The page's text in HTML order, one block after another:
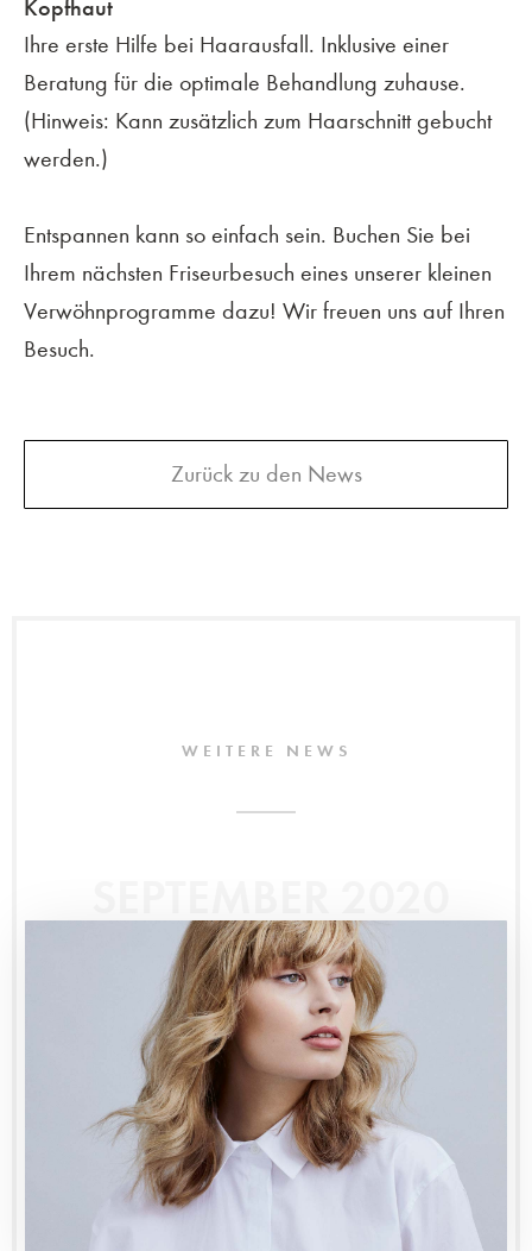
Kopfhaut
Ihre erste Hilfe bei Haarausfall. Inklusive einer
Beratung für die optimale Behandlung zuhause.
(Hinweis: Kann zusätzlich zum Haarschnitt gebucht
werden.)
Entspannen kann so einfach sein. Buchen Sie bei
Ihrem nächsten Friseurbesuch eines unserer kleinen
Verwöhnprogramme dazu! Wir freuen uns auf Ihren
Besuch.
Zurück zu den News
WEITERE NEWS